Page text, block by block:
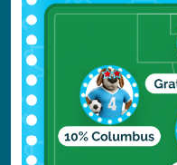
per raggiungere la
disponibili vari
Il mezzo più
Bus che impiega
Manhattan ed ha